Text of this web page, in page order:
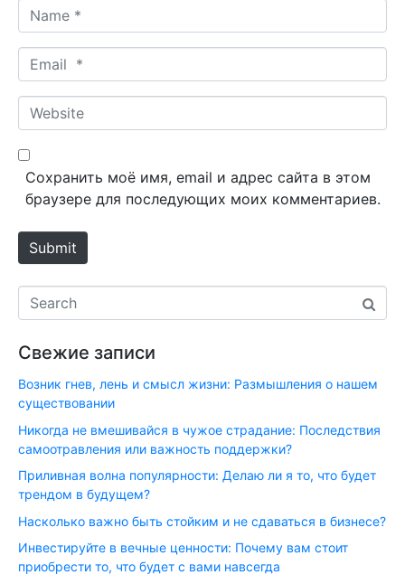
a
m
*
m
a
*
W
e
b
e
Сохранить моё имя, email и адрес сайта в этом
браузере для последующих моих комментариев.
Submit
Свежие записи
Возник гнев, лень и смысл жизни: Размышления о нашем
существовании
Никогда не вмешивайся в чужое страдание: Последствия
самоотравления или важность поддержки?
Приливная волна популярности: Делаю ли я то, что будет
трендом в будущем?
Насколько важно быть стойким и не сдаваться в бизнесе?
Инвестируйте в вечные ценности: Почему вам стоит
приобрести то, что будет с вами навсегда